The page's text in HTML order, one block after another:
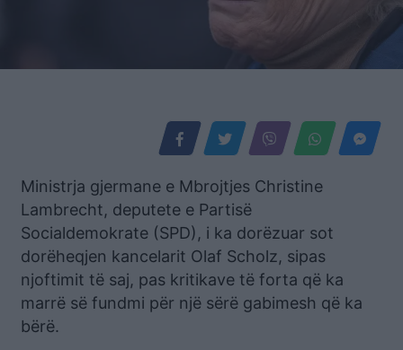
Ministrja gjermane e Mbrojtjes Christine
Lambrecht, deputete e Partisë
Socialdemokrate (SPD), i ka dorëzuar sot
dorëheqjen kancelarit Olaf Scholz, sipas
njoftimit të saj, pas kritikave të forta që ka
marrë së fundmi për një sërë gabimesh që ka
bërë.